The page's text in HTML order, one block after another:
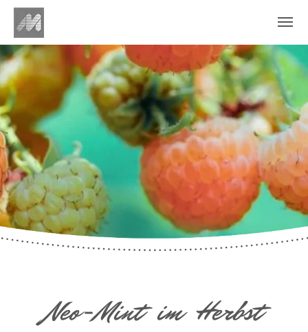
Neo-Mint im Herbst